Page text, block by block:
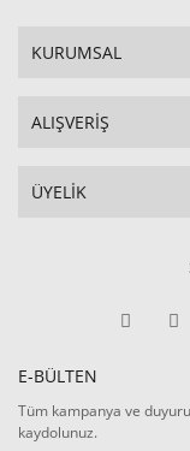
KURUMSAL
ALIŞVERİŞ
ÜYELİK
E-BÜLTEN
Tüm kampanya ve
kaydolunuz.